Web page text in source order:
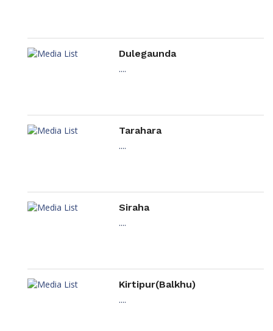
Dulegaunda
....
Tarahara
....
Siraha
....
Kirtipur(Balkhu)
....